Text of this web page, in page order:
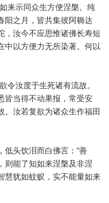
来示同众生方便涅槃。纯
阳之月，皆共集彼阿耨达
，汝今不应思惟诸佛长寿短
中以方便力无所染著。何以
令汝度于生死诸有流故。
皆当得不动果报，常受安
。汝若复欲为诸众生作福田
低头饮泪而白佛言：“善
则能了知如来涅槃及非涅
慧犹如蚊蚁，实不能量如来